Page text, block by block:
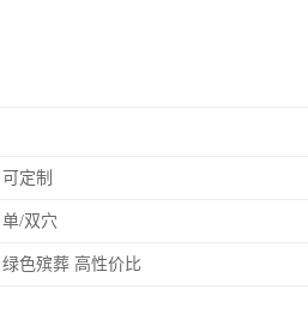
可定制
单/双穴
绿色殡葬 高性价比